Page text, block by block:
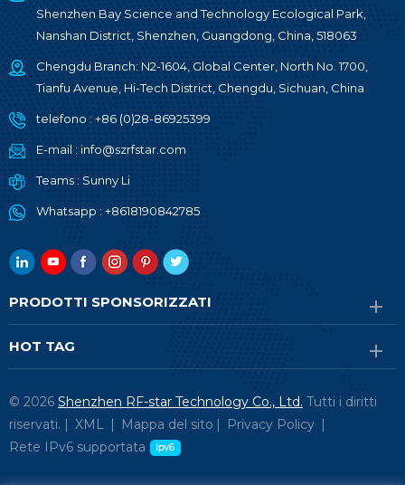
Shenzhen Bay Science and Technology Ecological Park,
Nanshan District, Shenzhen, Guangdong, China, 518063
Chengdu Branch: N2-1604, Global Center, North No. 1700,
Tianfu Avenue, Hi-Tech District, Chengdu, Sichuan, China
telefono : +86 (0)28-86925399
E-mail : info@szrfstar.com
Teams : Sunny Li
Whatsapp : +8618190842785
PRODOTTI SPONSORIZZATI
HOT TAG
© 2026 Shenzhen RF-star Technology Co., Ltd. Tutti i diritti
riservati. | XML | Mappa del sito | Privacy Policy |
Rete IPv6 supportata